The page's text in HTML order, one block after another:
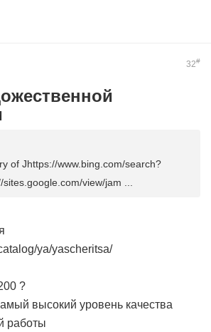
32#
of Jhttps://www.bing.com/search?
view/jam ...
ya/yascheritsa/
?
высокий уровень качества
работы